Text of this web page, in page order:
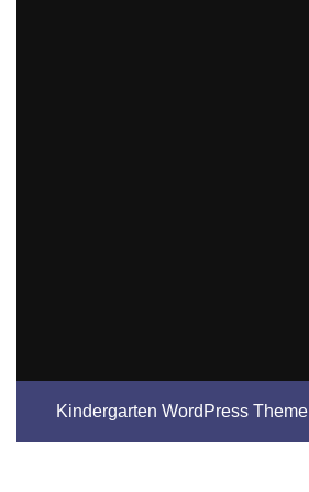
Kindergarten WordPress Theme